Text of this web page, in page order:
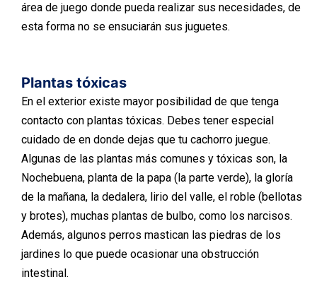
área de juego donde pueda realizar sus necesidades, de
esta forma no se ensuciarán sus juguetes.
Plantas tóxicas
En el exterior existe mayor posibilidad de que tenga
contacto con plantas tóxicas. Debes tener especial
cuidado de en donde dejas que tu cachorro juegue.
Algunas de las plantas más comunes y tóxicas son, la
Nochebuena, planta de la papa (la parte verde), la gloría
de la mañana, la dedalera, lirio del valle, el roble (bellotas
y brotes), muchas plantas de bulbo, como los narcisos.
Además, algunos perros mastican las piedras de los
jardines lo que puede ocasionar una obstrucción
intestinal.